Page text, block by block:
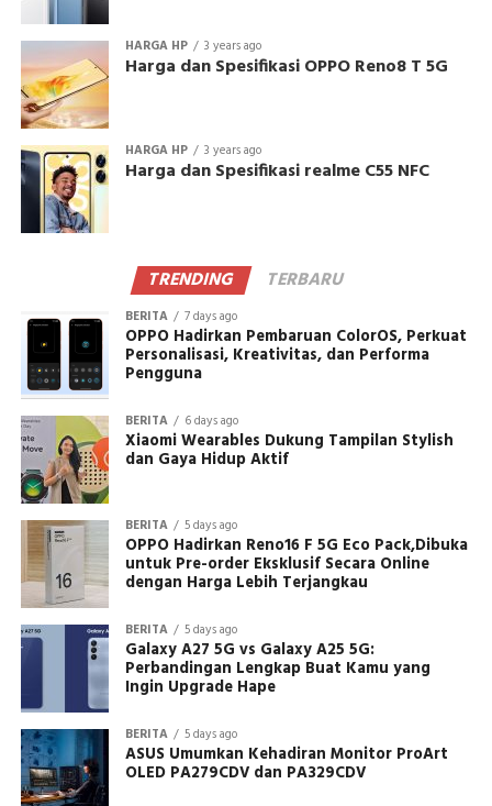
HARGA HP 3 years ago
Harga dan Spesifikasi OPPO Reno8 T 5G
HARGA HP 3 years ago
Harga dan Spesifikasi realme C55 NFC
TRENDING TERBARU
BERITA 7 days ago
OPPO Hadirkan Pembaruan ColorOS, Perkuat
Personalisasi, Kreativitas, dan Performa
Pengguna
BERITA 6 days ago
Xiaomi Wearables Dukung Tampilan Stylish
dan Gaya Hidup Aktif
BERITA 5 days ago
OPPO Hadirkan Reno16 F 5G Eco Pack,Dibuka
untuk Pre-order Eksklusif Secara Online
dengan Harga Lebih Terjangkau
BERITA 5 days ago
Galaxy A27 5G vs Galaxy A25 5G:
Perbandingan Lengkap Buat Kamu yang
Ingin Upgrade Hape
BERITA 5 days ago
ASUS Umumkan Kehadiran Monitor ProArt
OLED PA279CDV dan PA329CDV